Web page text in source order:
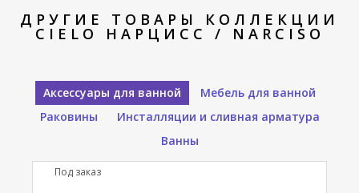
ДРУГИЕ ТОВАРЫ КОЛЛЕКЦИИ
CIELO НАРЦИСС / NARCISO
Аксессуары для ванной
Мебель для ванной
Раковины
Инсталляции и сливная арматура
Ванны
Под заказ